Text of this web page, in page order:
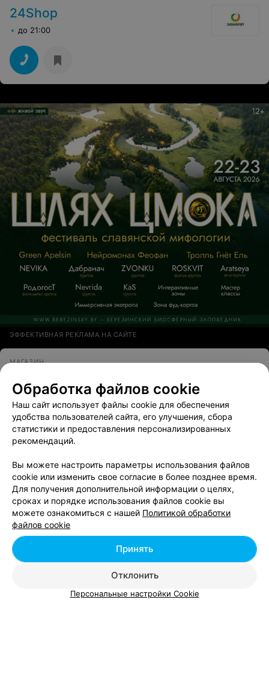
24Shop
до 21:00
ЭФФЕКТИВНАЯ РЕКЛАМА НА САЙТЕ
МАГАЗИН
ЭЛЕКТРОСИЛА
Пинск, ул. Центральная, 44а до 20:00
Отзывы Все адреса
Добавить компанию
Добавить специалиста
Обработка файлов cookie
Наш сайт использует файлы cookie для обеспечения
удобства пользователей сайта, его улучшения, сбора
статистики и предоставления персонализированных
рекомендаций.
Вы можете настроить параметры использования файлов
cookie или изменить свое согласие в более позднее время.
Для получения дополнительной информации о целях,
сроках и порядке использования файлов cookie вы
можете ознакомиться с нашей Политикой обработки
файлов cookie
Отклонить
Принять
Персональные настройки Cookie